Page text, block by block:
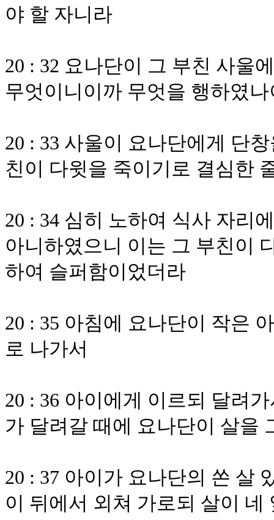
야 할 자니라
20 : 32 요나단이 그 부친 사울
무엇이니이까 무엇을 행하였
20 : 33 사울이 요나단에게 단
친이 다윗을 죽이기로 결심한
20 : 34 심히 노하여 식사 자리
아니하였으니 이는 그 부친이
하여 슬퍼함이었더라
20 : 35 아침에 요나단이 작은
로 나가서
20 : 36 아이에게 이르되 달려
가 달려갈 때에 요나단이 살을
20 : 37 아이가 요나단의 쏜 살
이 뒤에서 외쳐 가로되 살이